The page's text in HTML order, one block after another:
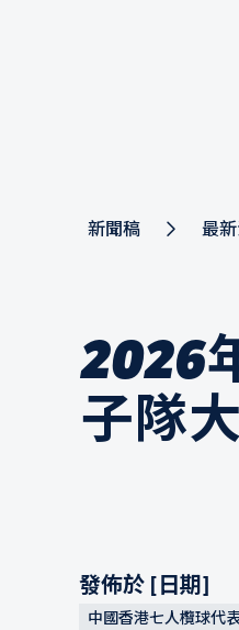
新聞稿 最
2026
子隊
發佈於 [日期]
中國香港七人欖球代